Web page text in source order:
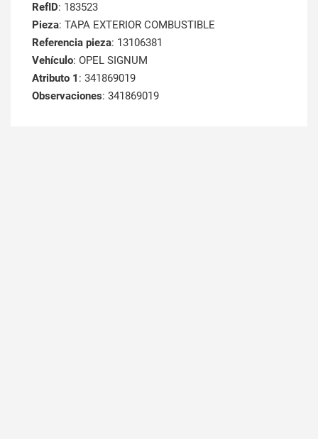
RefID: 183523
Pieza: TAPA EXTERIOR COMBUSTIBLE
Referencia pieza: 13106381
Vehículo: OPEL SIGNUM
Atributo 1 : 341869019
Observaciones: 341869019